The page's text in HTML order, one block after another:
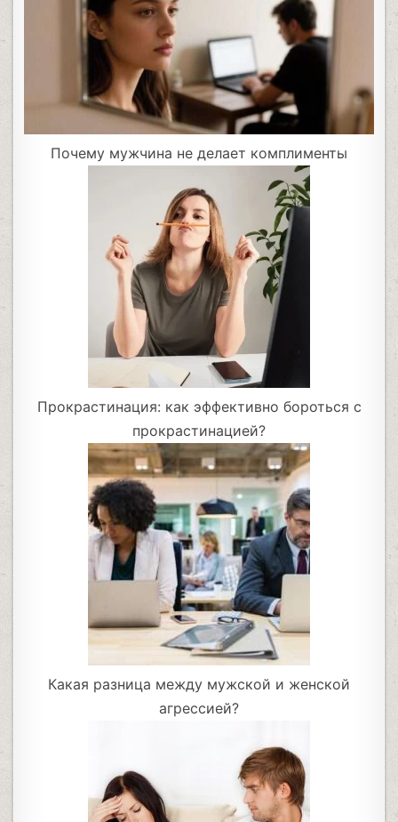
Почему мужчина не делает комплименты
Прокрастинация: как эффективно бороться с
прокрастинацией?
Какая разница между мужской и женской
агрессией?